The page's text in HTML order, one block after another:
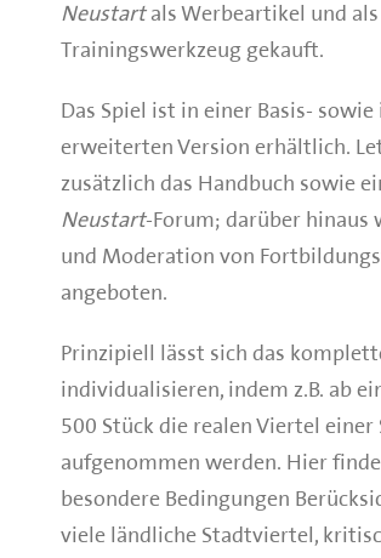
Neustartals Werbeartikel und als
Trainingswerkzeug gekauft.
Das Spiel ist in einer Basis-
erweiterten Version erhältlich.
zusätzlich das Handbuch sowie
Neustart-Forum; darüber hinaus
und Moderation von
angeboten.
Prinzipiell lässt sich das
individualisieren, indem z.B. ab
500 Stück die realen Viertel einer
aufgenommen werden. Hier
besondere Bedingungen
viele ländliche Stadtviertel,